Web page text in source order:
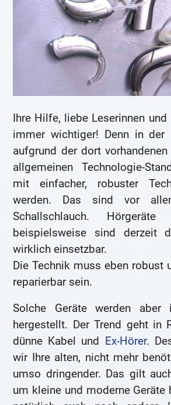
Ihre Hilfe, liebe Leserinnen und
immer wichtiger! Denn in der
aufgrund der dort
allgemeinen Technologie-
mit einfacher, robuster
werden. Das sind vor
Schallschlauch.
beispielsweise sind derzeit
wirklich einsetzbar.
Die Technik muss eben robust
reparierbar sein.
Solche Geräte werden aber
hergestellt. Der Trend geht in
dünne Kabel und Ex-Hörer.
wir Ihre alten, nicht mehr
umso dringender. Das gilt
um kleine und moderne Geräte